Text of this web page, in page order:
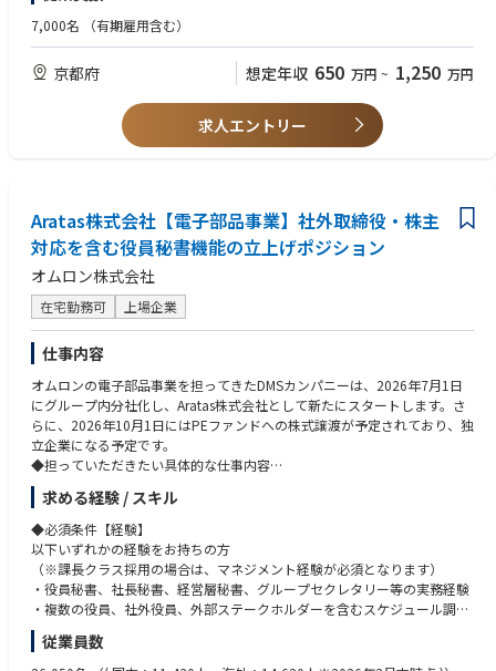
【2. 役員秘書業務の実行】
・社内取締役、社外取締役のスケジュール調整、会議設定、日程管理
・取締役会、経営会議、株主・社外取締役との会議等の調整・案内
・会議資料の準備依頼、回収、体裁確認、共有、事前送付
・役員の業務遂行に必要な各種サポート
・社外取締役や株主関係者からの問い合わせ対応窓口
・取締役会後のアクションアイテム管理、フォローアップ支援
・株主、社外取締役、監査役等とのコミュニケーション支援
・その他、役員・取締役会運営に関する業務全般
※担当範囲は、ご経験・専門性を踏まえて相談のうえ決定します。秘書業
務をベースとしつつ、取締役会事務局・経営管理・コーポレートガバナン
ス関連業務へ領域を広げていただくことを期待しています。
◆具体的な仕事内容に対しての期待する成果
・独立新会社として、社内・社外取締役が円滑かつ安定的に職務を遂行で
きる役員サポート体制が構築されていること
・株主、社外取締役、社内取締役、執行・事業部門間のコミュニケーショ
ンが適切に設計・運用されていること
・取締役会や重要会議体の開催準備、資料連携、事後フォローが滞りなく
行われ、意思決定の質とスピード向上に貢献できていること
・属人的な秘書業務ではなく、Aratasに適した標準プロセス・ルール・ナ
レッジとして定着していること
・役員・社外取締役・株主関係者から信頼される、機密性・正確性・先回
り力の高いサポートが提供できていること
◆この仕事の魅力
・大企業から独立し、PEファンド傘下で新たな成長を目指す会社の経営体
制づくりに、立上げ段階から関わることができます。
・単なる秘書業務にとどまらず、株主、社外取締役、経営陣、事業部門を
援経験
・経営企画、総務、法務、広報、IR、コーポレート部門等での経営層サポ
ート経験
※上場企業、大手企業、製造業、PEファンド投資先企業、グローバル企業
等での役員対応経験がある方は特に歓迎します。
ビジネスマナー、文章力、調整力
・複数の関係者・会議・タスクを同時に管理できるスケジュール管理力、
段取り力
・機密情報を適切に取り扱える高い倫理観、守秘義務意識
・会議体運営に必要な資料準備、議事録、関係者連絡、タスクフォローの
実務スキル
・Word、Excel、PowerPoint、Outlook、Teams等の基本的なPCスキル
・曖昧な状況でも自ら課題を整理し、必要なプロセスを構築できる力
◆歓迎条件
・社外取締役、監査役、株主、PEファンド、投資家等との対応経験
・取締役会事務局、株主総会事務局、経営会議事務局等の経験
・製造業、電子部品、自動車、産業機器、BtoBメーカーでの就業経験
・グローバル企業での役員秘書・経営サポート経験
・英語でのメール対応、会議調整、資料確認が可能な方
・コーポレートガバナンス、会社法、取締役会運営に関する基礎知識
・秘書業務の立上げ、業務改善、標準化、マニュアル化の経験
・部門横断プロジェクトや全社プロジェクトの運営支援経験
7,000名 （有期雇用含む）
京都府 想定年収 650 万円 ~ 1,250 万円
求人エントリー
Aratas株式会社【電子部品事業】社外取締役・株主
対応を含む役員秘書機能の立上げポジション
オムロン株式会社
在宅勤務可 上場企業
仕事内容
オムロンの電子部品事業を担ってきたDMSカンパニーは、2026年7月1日
にグループ内分社化し、Aratas株式会社として新たにスタートします。さ
らに、2026年10月1日にはPEファンドへの株式譲渡が予定されており、独
立企業になる予定です。
◆担っていただきたい具体的な仕事内容
社内・社外取締役を対象とした役員秘書機能の立上げおよび実行を担って
いただきます。特に、株式譲渡後に新たに就任予定の社外取締役、株主関
係者、社内経営陣とのコミュニケーションが円滑に進むよう、役員サポー
ト体制を設計・運用いただきます。
【1. 役員秘書機能の立上げ】
・Aratasの経営体制・ガバナンス体制に適した役員秘書機能の設計。
・社内取締役、社外取締役、株主関係者との連絡・調整プロセスの構築。
・秘書業務に関する社内ルール、運用フロー、ナレッジの整備
【2. 役員秘書業務の実行】
求める経験 / スキル
◆必須条件【経験】
以下いずれかの経験をお持ちの方
（※課長クラス採用の場合は、マネジメント経験が必須となります）
・役員秘書、社長秘書、経営層秘書、グループセクレタリー等の実務経験
・複数の役員、社外役員、外部ステークホルダーを含むスケジュール調
整・会議運営経験
・取締役会、経営会議、役員会議、株主関連会議等の重要会議体の運営支
従業員数